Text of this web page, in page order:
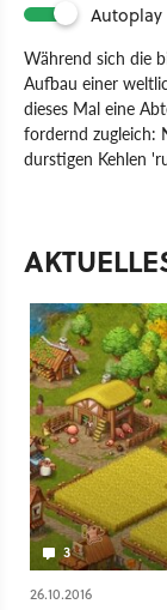
Autoplay
Während sich die
Aufbau einer
dieses Mal eine
fordernd zugleich:
durstigen Kehlen
3
26.10.2016